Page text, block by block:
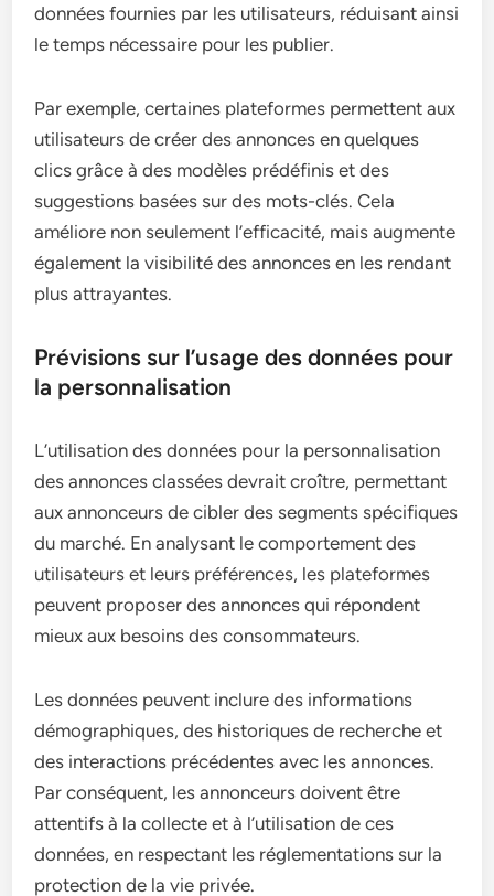
données fournies par les utilisateurs, réduisant ainsi
le temps nécessaire pour les publier.
Par exemple, certaines plateformes permettent aux
utilisateurs de créer des annonces en quelques
clics grâce à des modèles prédéfinis et des
suggestions basées sur des mots-clés. Cela
améliore non seulement l’efficacité, mais augmente
également la visibilité des annonces en les rendant
plus attrayantes.
Prévisions sur l’usage des données pour
la personnalisation
L’utilisation des données pour la personnalisation
des annonces classées devrait croître, permettant
aux annonceurs de cibler des segments spécifiques
du marché. En analysant le comportement des
utilisateurs et leurs préférences, les plateformes
peuvent proposer des annonces qui répondent
mieux aux besoins des consommateurs.
Les données peuvent inclure des informations
démographiques, des historiques de recherche et
des interactions précédentes avec les annonces.
Par conséquent, les annonceurs doivent être
attentifs à la collecte et à l’utilisation de ces
données, en respectant les réglementations sur la
protection de la vie privée.